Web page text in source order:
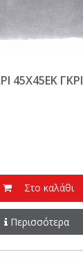
45Χ45ΕΚ
Στο καλάθι
Περισσότερα